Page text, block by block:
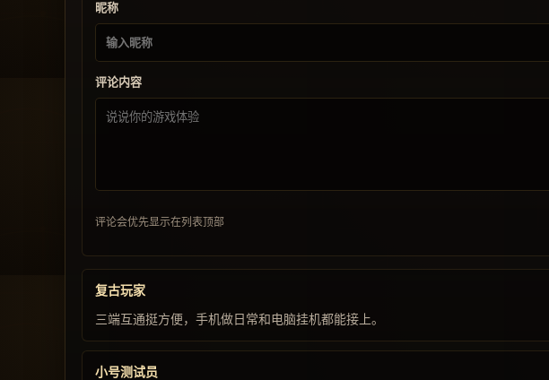
昵称
评论内容
评论会优先显示在列表顶部
复古玩家
三端互通挺方便，手机做日常和电脑挂机都能接上。
小号测试员